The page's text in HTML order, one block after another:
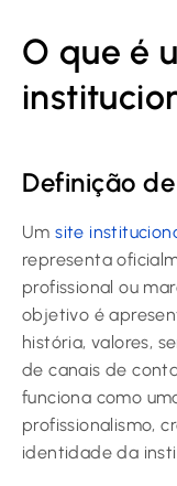
O que é
Definição
Umsite
representa
profissional ou
objetivo é
história, valores,
de canais de
funciona como
profissionalismo,
identidade da